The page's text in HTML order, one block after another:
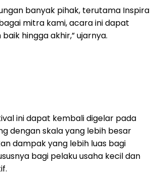
banyak pihak, terutama Inspira
mitra kami,acarainidapat
baik hinggaakhir,”ujarnya.
inidapat kembalidigelar pada
denganskalayang lebih besar
dampakyang lebih luas bagi
bagi pelakuusaha kecildan